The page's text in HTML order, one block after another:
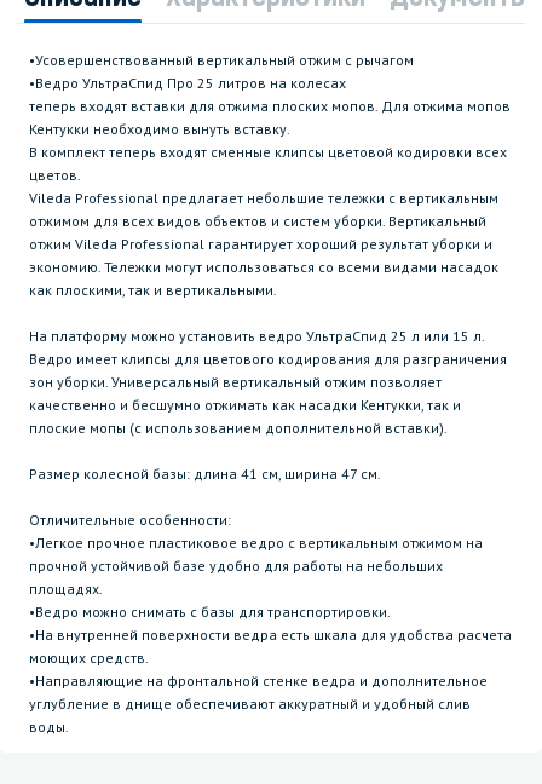
•Усовершенствованный вертикальный отжим с рычагом
•Ведро УльтраСпид Про 25 литров на колесах
теперь входят вставки для отжима плоских мопов. Для отжима мопов
Кентукки необходимо вынуть вставку.
В комплект теперь входят сменные клипсы цветовой кодировки всех
цветов.
Vileda Professional предлагает небольшие тележки с вертикальным
отжимом для всех видов объектов и систем уборки. Вертикальный
отжим Vileda Professional гарантирует хороший результат уборки и
экономию. Тележки могут использоваться со всеми видами насадок
как плоскими, так и вертикальными.
На платформу можно установить ведро УльтраСпид 25 л или 15 л.
Ведро имеет клипсы для цветового кодирования для разграничения
зон уборки. Универсальный вертикальный отжим позволяет
качественно и бесшумно отжимать как насадки Кентукки, так и
плоские мопы (с использованием дополнительной вставки).
Размер колесной базы: длина 41 см, ширина 47 см.
Отличительные особенности:
•Легкое прочное пластиковое ведро с вертикальным отжимом на
прочной устойчивой базе удобно для работы на небольших
площадях.
•Ведро можно снимать с базы для транспортировки.
•На внутренней поверхности ведра есть шкала для удобства расчета
моющих средств.
•Направляющие на фронтальной стенке ведра и дополнительное
углубление в днище обеспечивают аккуратный и удобный слив
воды.